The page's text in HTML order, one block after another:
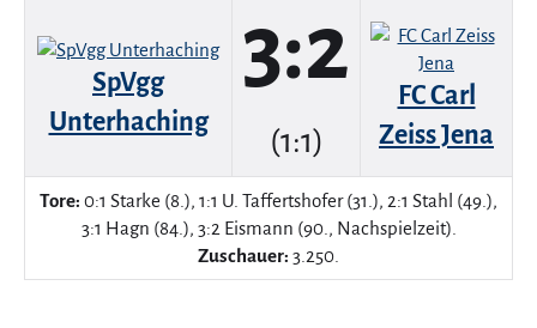
SpVgg
Unterhaching
3:2
(1:1)
FC Carl
Zeiss Jena
Tore: 0:1 Starke (8.), 1:1 U. Taffertshofer (31.), 2:1 Stahl (49.),
3:1 Hagn (84.), 3:2 Eismann (90., Nachspielzeit).
Zuschauer: 3.250.